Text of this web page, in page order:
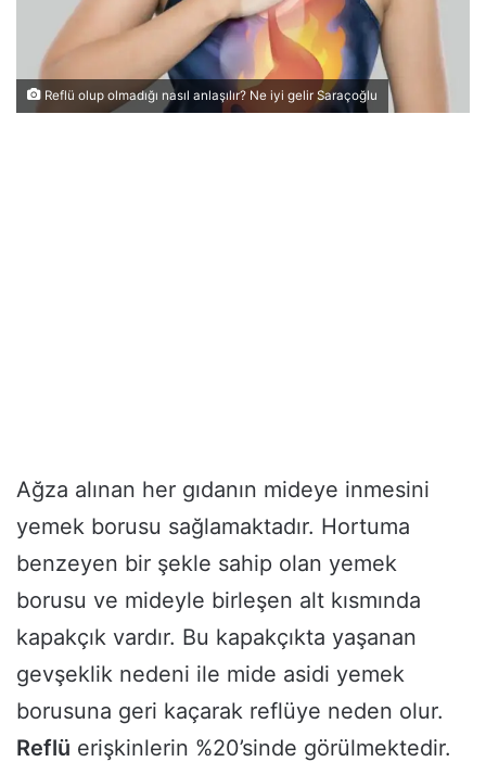
Reflü olup olmadığı nasıl anlaşılır? Ne iyi gelir Saraçoğlu
Ağza alınan her gıdanın mideye inmesini
yemek borusu sağlamaktadır. Hortuma
benzeyen bir şekle sahip olan yemek
borusu ve mideyle birleşen alt kısmında
kapakçık vardır. Bu kapakçıkta yaşanan
gevşeklik nedeni ile mide asidi yemek
borusuna geri kaçarak reflüye neden olur.
Reflü erişkinlerin %20’sinde görülmektedir.